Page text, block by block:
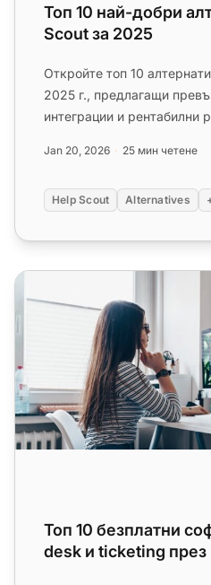
Топ 10 най-добри
Scout за 2025
Откройте топ 10
2025 г., предлагащи
интеграции и рентабилни
Jan 20, 2026 25 мин четене
Help Scout Alternatives
Топ 10 безплатни
Топ 10 безплатни
desk и ticketing през